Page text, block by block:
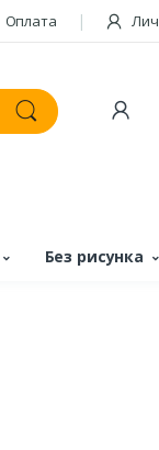
Оплата
Без рисунка